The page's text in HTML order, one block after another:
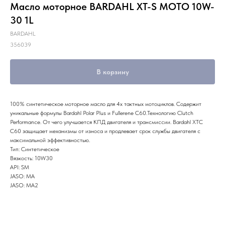
Масло моторное BARDAHL XT-S MOTO 10W-
30 1L
BARDAHL
356039
В корзину
100% синтетическое моторное масло для 4х тактных мотоциклов. Содержит
уникальные формулы Bardahl Polar Plus и Fullerene C60.Технологию Clutch
Performance. От чего улучшается КПД двигателя и трансмиссии. Bardahl XTC
C60 защищает механизмы от износа и продлевает срок службы двигателя с
максимальной эффективностью.
Тип: Синтетическое
Вязкость: 10W30
API: SM
JASO: MA
JASO: MA2